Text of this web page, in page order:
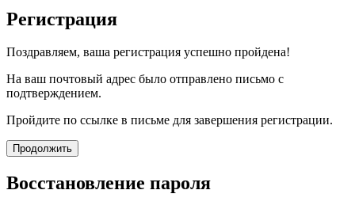
Регистрация
Поздравляем, ваша регистрация успешно пройдена!
На ваш почтовый адрес было отправлено письмо с
подтверждением.
Пройдите по ссылке в письме для завершения регистрации.
Продолжить
Восстановление пароля